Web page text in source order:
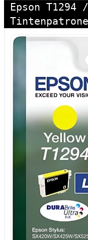
Epson T1294